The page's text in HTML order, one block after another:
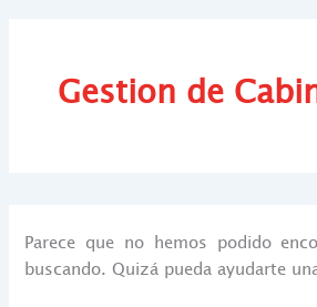
Gestion de
Parece que no hemos podido
buscando. Quizá pueda ayudarte